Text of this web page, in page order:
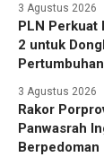
3 Agustus 2026
PLN Perkuat
2 untuk
3 Agustus 2026
Rakor
Panwasrah
Berpedoman